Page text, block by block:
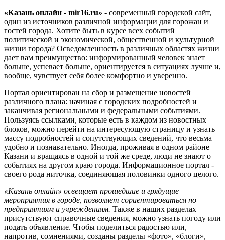
«Казань онлайн - mir16.ru» - современный городской сайт,
один из источников различной информации для горожан и
гостей города. Хотите быть в курсе всех событий
политической и экономической, общественной и культурной
жизни города? Осведомленность в различных областях жизни
дает вам преимущество: информированный человек знает
больше, успевает больше, ориентируется в ситуациях лучше и,
вообще, чувствует себя более комфортно и уверенно.
Портал ориентирован на сбор и размещение новостей
различного плана: начиная с городских подробностей и
заканчивая региональными и федеральными событиями.
Пользуясь ссылками, которые есть в каждом из новостных
блоков, можно перейти на интересующую страницу и узнать
массу подробностей и сопутствующих сведений, что весьма
удобно и познавательно. Иногда, проживая в одном районе
Казани и вращаясь в одной и той же среде, люди не знают о
событиях на другом краю города. Информационное портал -
своего рода ниточка, соединяющая половинки одного целого.
«Казань онлайн» освещает прошедшие и грядущие
мероприятия в городе, позволяет сориентироваться по
предприятиям и учреждениям. Также в наших разделах
присутствуют справочные сведения, можно узнать погоду или
подать объявление. Чтобы поделиться радостью или,
напротив, сомнениями, созданы разделы «фото», «блоги»,